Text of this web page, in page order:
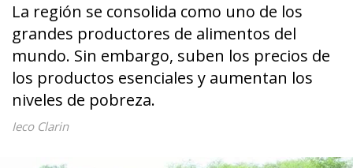
La región se consolida como uno de los
grandes productores de alimentos del
mundo. Sin embargo, suben los precios de
los productos esenciales y aumentan los
niveles de pobreza.
Ieco Clarin